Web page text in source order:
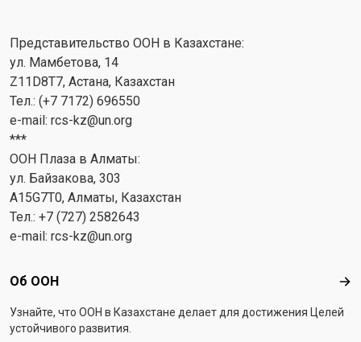
Представительство ООН в Казахстане:
ул. Мамбетова, 14
Z11D8T7, Астана, Казахстан
Тел.: (+7 7172) 696550
e-mail: rcs-kz@un.org
***
ООН Плаза в Алматы:
ул. Байзакова, 303
A15G7T0, Алматы, Казахстан
Тел.: +7 (727) 2582643
e-mail: rcs-kz@un.org
Footer menu
Об ООН Об
Узнайте, что ООН в Казахстанe делает для достижения Целей
устойчивого развития.